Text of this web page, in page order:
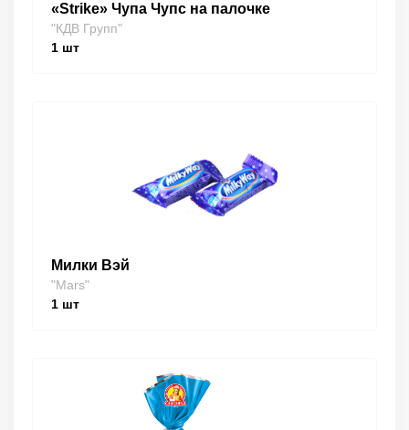
«Strike» Чупа Чупс на палочке
"КДВ Групп"
1 шт
Милки Вэй
"Mars"
1 шт